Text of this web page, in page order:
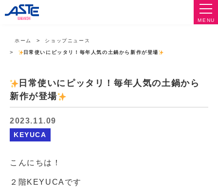
MENU
ホーム ショップニュース
日常使いにピッタリ！毎年人気の土鍋から新作が登場
日常使いにピッタリ！毎年人気の土鍋から
新作が登場
2023.11.09
KEYUCA
こんにちは！
２階KEYUCAです